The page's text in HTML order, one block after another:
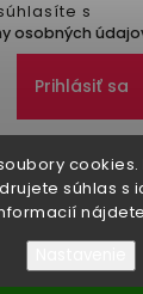
súhlas s
nájdete
s
osobných
Prihlásiť sa